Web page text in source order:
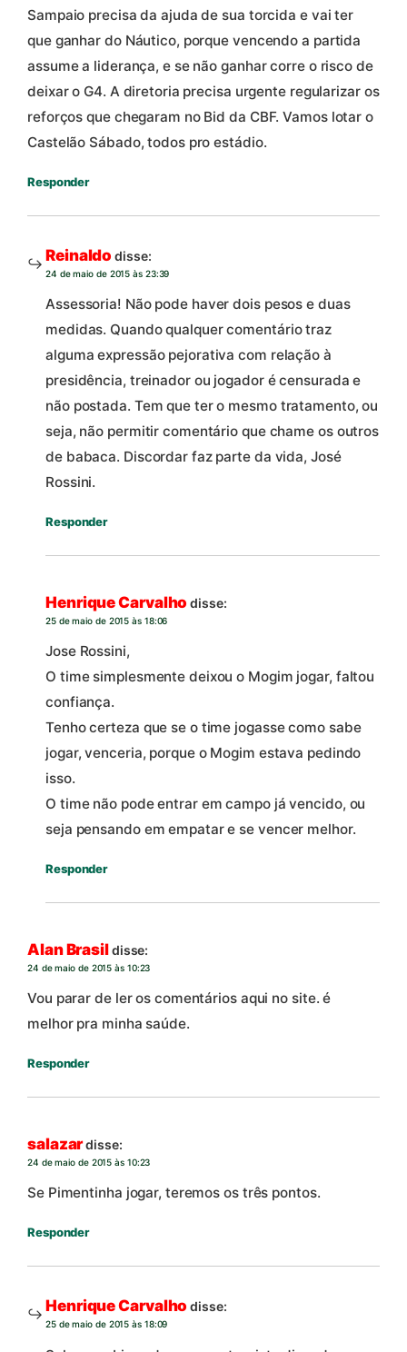
Sampaio precisa da ajuda de sua torcida e vai ter
que ganhar do Náutico, porque vencendo a partida
assume a liderança, e se não ganhar corre o risco de
deixar o G4. A diretoria precisa urgente regularizar os
reforços que chegaram no Bid da CBF. Vamos lotar o
Castelão Sábado, todos pro estádio.
Responder
Reinaldo disse:
24 de maio de 2015 às 23:39
Assessoria! Não pode haver dois pesos e duas
medidas. Quando qualquer comentário traz
alguma expressão pejorativa com relação à
presidência, treinador ou jogador é censurada e
não postada. Tem que ter o mesmo tratamento, ou
seja, não permitir comentário que chame os outros
de babaca. Discordar faz parte da vida, José
Rossini.
Responder
Henrique Carvalho disse:
25 de maio de 2015 às 18:06
Jose Rossini,
O time simplesmente deixou o Mogim jogar, faltou
confiança.
Tenho certeza que se o time jogasse como sabe
jogar, venceria, porque o Mogim estava pedindo
isso.
O time não pode entrar em campo já vencido, ou
seja pensando em empatar e se vencer melhor.
Responder
Alan Brasildisse:
24 de maio de 2015 às 10:23
Vou parar de ler os comentários aqui no site. é
melhor pra minha saúde.
Responder
salazardisse:
24 de maio de 2015 às 10:23
Se Pimentinha jogar, teremos os três pontos.
Responder
Henrique Carvalho disse:
25 de maio de 2015 às 18:09